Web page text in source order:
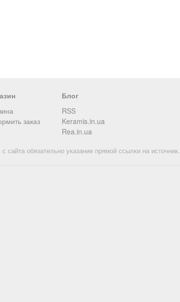
заказ
Блог
RSS
Keramis.in.ua
Rea.in.ua
сайта обязательно указание прямой ссылки на источник.